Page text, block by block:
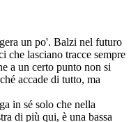
un po'. Balzi nel futuro
che lasciano tracce sempre
a un certo punto non si
accade di tutto, ma
in sé solo che nella
di più qui, è una bassa